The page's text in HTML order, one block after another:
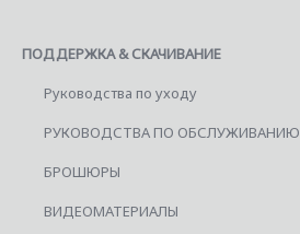
ПОДДЕРЖКА & СКАЧИВАНИЕ
Руководства по уходу
РУКОВОДСТВА ПО ОБСЛУЖИВАНИЮ
БРОШЮРЫ
ВИДЕОМАТЕРИАЛЫ